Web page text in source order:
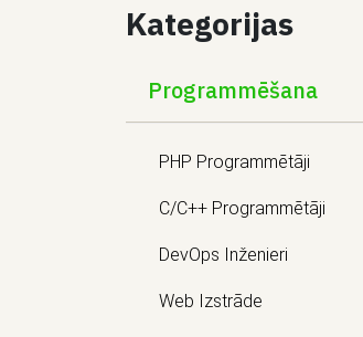
Kategorijas
Programmēšana
PHP Programmētāji
C/C++ Programmētāji
DevOps Inženieri
Web Izstrāde